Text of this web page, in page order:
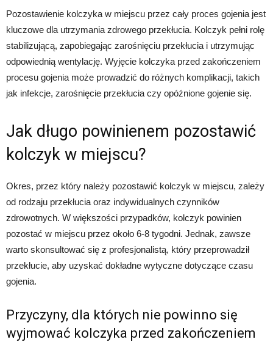
Pozostawienie kolczyka w miejscu przez cały proces gojenia jest
kluczowe dla utrzymania zdrowego przekłucia. Kolczyk pełni rolę
stabilizującą, zapobiegając zarośnięciu przekłucia i utrzymując
odpowiednią wentylację. Wyjęcie kolczyka przed zakończeniem
procesu gojenia może prowadzić do różnych komplikacji, takich
jak infekcje, zarośnięcie przekłucia czy opóźnione gojenie się.
Jak długo powinienem pozostawić
kolczyk w miejscu?
Okres, przez który należy pozostawić kolczyk w miejscu, zależy
od rodzaju przekłucia oraz indywidualnych czynników
zdrowotnych. W większości przypadków, kolczyk powinien
pozostać w miejscu przez około 6-8 tygodni. Jednak, zawsze
warto skonsultować się z profesjonalistą, który przeprowadził
przekłucie, aby uzyskać dokładne wytyczne dotyczące czasu
gojenia.
Przyczyny, dla których nie powinno się
wyjmować kolczyka przed zakończeniem